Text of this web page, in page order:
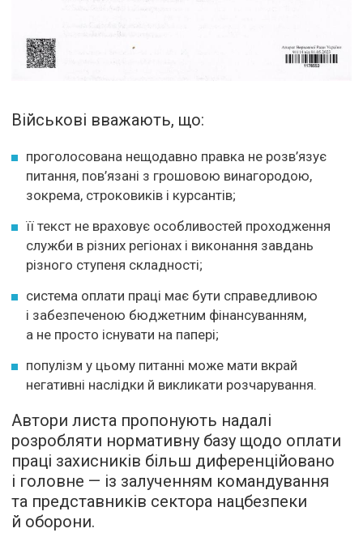
Військові вважають, що:
проголосована нещодавно правка не розв’язує
питання, пов’язані з грошовою винагородою,
зокрема, строковиків і курсантів;
її текст не враховує особливостей проходження
служби в різних регіонах і виконання завдань
різного ступеня складності;
система оплати праці має бути справедливою
і забезпеченою бюджетним фінансуванням,
а не просто існувати на папері;
популізм у цьому питанні може мати вкрай
негативні наслідки й викликати розчарування.
Автори листа пропонують надалі
розробляти нормативну базу щодо оплати
праці захисників більш диференційовано
і головне — із залученням командування
та представників сектора нацбезпеки
й оборони.